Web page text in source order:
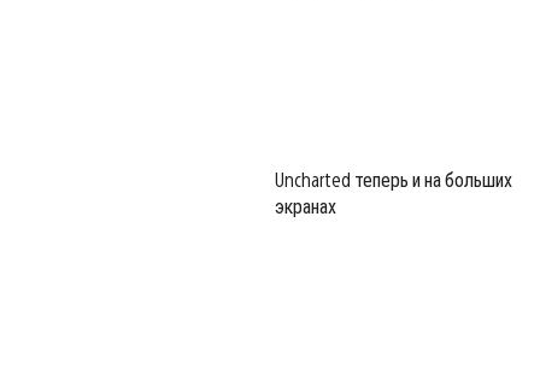
Uncharted теперь и на больших
экранах